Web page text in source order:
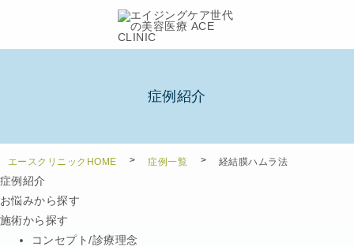
症例紹介
エースクリニックHOME 症例一覧 経結膜ハムラ法
症例紹介
お悩みから探す
施術から探す
コンセプト/診療理念